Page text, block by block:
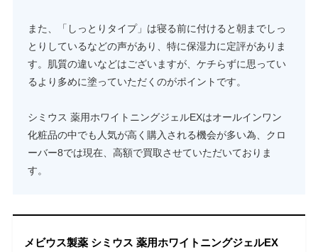
また、「しっとりタイプ」は寝る前に付けると朝までしっ
とりしているなどの声があり、特に保湿力に定評がありま
す。肌質の違いなどはございますが、ケチらずに思ってい
るより多めに塗っていただくのがポイントです。
シミウス 薬用ホワイトニングジェルEXはオールインワン
化粧品の中でも人気が高く購入される機会が多い為、クロ
ーバー8では現在、高額で買取させていただいておりま
す。
メビウス製薬 シミウス 薬用ホワイトニングジェルEX